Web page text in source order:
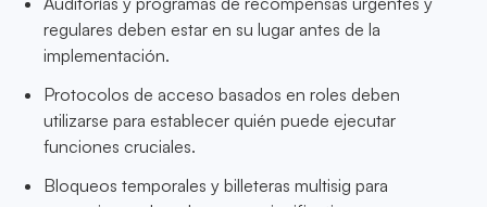
regulares deben estar en su lugar antes de la
implementación.
Protocolos de acceso basados en roles deben
utilizarse para establecer quién puede ejecutar
funciones cruciales.
Bloqueos temporales y billeteras multisig para